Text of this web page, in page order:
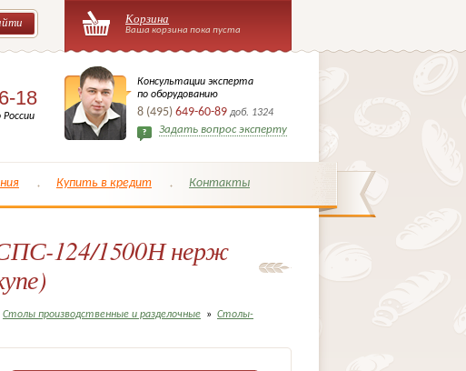
Корзина
Ваша корзина пока пуста
18
Консультации эксперта
по оборудованию
8 (495) 649-60-89 доб. 1324
Задать вопрос эксперту
Купить в кредит Контакты
124/1500Н нерж
Столы производственные и разделочные » Столы-